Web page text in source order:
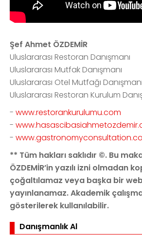
Şef Ahmet ÖZDEMİR
Uluslararası Restoran Danışmanı
Uluslararası Mutfak Danışmanı
Uluslararası Otel Mutfağı Danışmanı
Uluslararası Restoran Kurulum
-www.restorankurulumu.com
-
-
** Tüm hakları saklıdır ©. Bu
ÖZDEMİR’in yazılı izni olmadan
çoğaltılamaz veya başka bir
yayınlanamaz. Akademik
gösterilerek kullanılabilir.
Danışmanlık Al